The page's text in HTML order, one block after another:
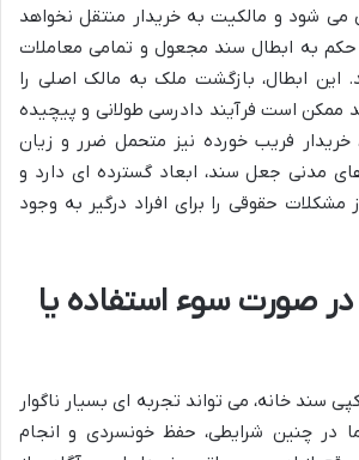
می شود و مالکیت به خریدار منتقل نخواهد
حکم به ابطال سند مجعول و تمامی معاملات
این ابطال، بازگشت ملک به مالک اصلی را
ممکن است فرآیند دادرسی طولانی و پیچیده
خریدار فریب خورده نیز متحمل ضرر و زیان
مدنی جعل سند، ابعاد گسترده ای دارد و
مشکلات حقوقی را برای افراد درگیر به وجود
در صورت سوء استفاده یا
سند خانه، می تواند تجربه ای بسیار ناگوار
در چنین شرایطی، حفظ خونسردی و انجام